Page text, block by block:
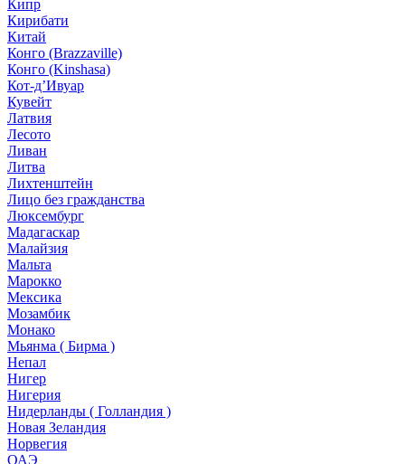
Кипр
Кирибати
Китай
Конго (Brazzaville)
Конго (Kinshasa)
Кот-д’Ивуар
Кувейт
Латвия
Лесото
Ливан
Литва
Лихтенштейн
Лицо без гражданства
Люксембург
Мадагаскар
Малайзия
Мальта
Марокко
Мексика
Мозамбик
Монако
Мьянма ( Бирма )
Непал
Нигер
Нигерия
Нидерланды ( Голландия )
Новая Зеландия
Норвегия
ОАЭ